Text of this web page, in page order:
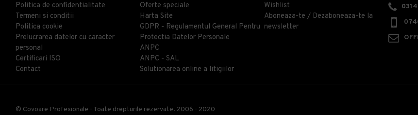
Politica de confidentialitate
Termeni si conditii
Politica cookie
Prelucrarea datelor cu caracter
personal
Certificari ISO
Contact
Oferte speciale
Harta Site
GDPR - Regulamentul General Pentru
Protectia Datelor Personale
ANPC
ANPC - SAL
Solutionarea online a litigiilor
Wishlist
Aboneaza-te / Dezaboneaza-te la
newsletter
© Covoare Profesionale - Toate drepturile rezervate. 2006 - 2020